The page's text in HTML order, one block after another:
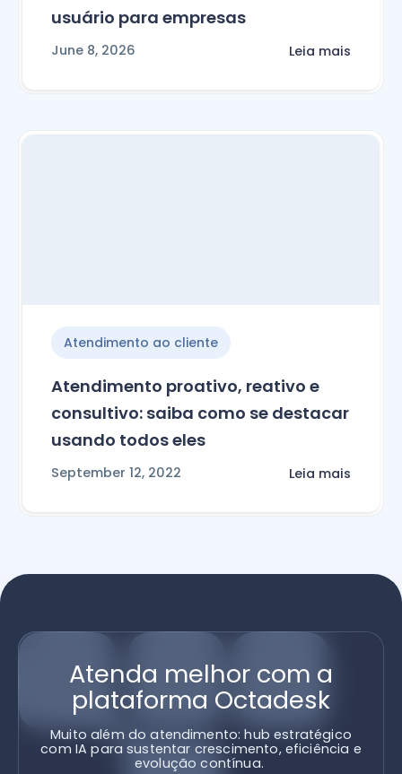
usuário para empresas
June 8, 2026 Leia mais
Atendimento ao cliente
Atendimento proativo, reativo e
consultivo: saiba como se destacar
usando todos eles
September 12, 2022 Leia mais
Atenda melhor com a
plataforma Octadesk
Muito além do atendimento: hub estratégico
com IA para sustentar crescimento, eficiência e
evolução contínua.